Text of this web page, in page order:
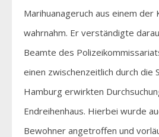
Marihuanageruch aus einem der
wahrnahm. Er verständigte
Beamte des
einen zwischenzeitlich durch die
Hamburg erwirkten
Endreihenhaus. Hierbei wurde
Bewohner angetroffen und